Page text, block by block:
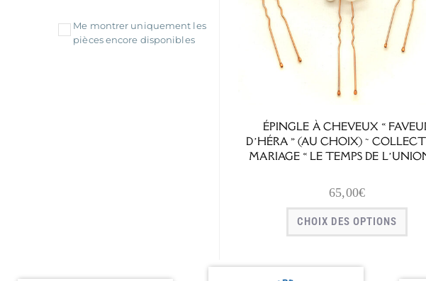
Me montrer uniquement les
pièces encore disponibles
ÉPINGLE À CHEVEUX «
D’HÉRA » (AU CHOIX) ~
MARIAGE « LE TEMPS DE
65,00€
CHOIX DES OPTIONS